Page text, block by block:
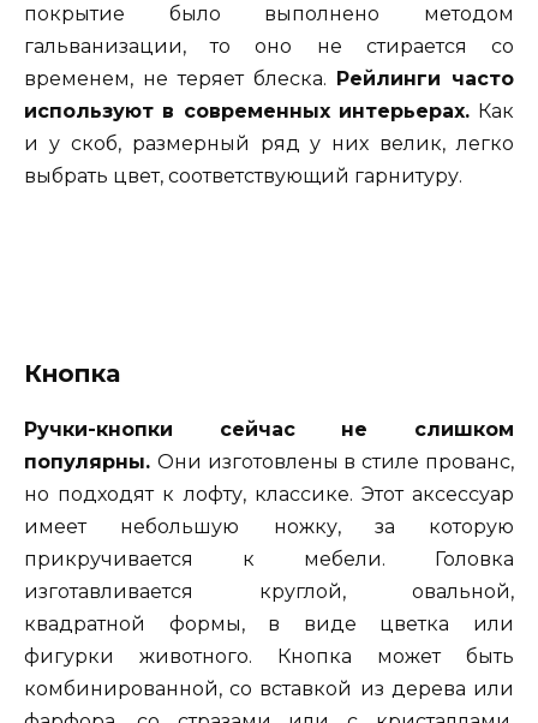
покрытие было выполнено методом
гальванизации, то оно не стирается со
временем, не теряет блеска.
Рейлинги часто
используют в современных интерьерах. Как
и у скоб, размерный ряд у них велик, легко
выбрать цвет, соответствующий гарнитуру.
Кнопка
Ручки-кнопки сейчас не слишком
популярны. Они изготовлены в стиле прованс,
но подходят к лофту, классике. Этот аксессуар
имеет небольшую ножку, за которую
прикручивается к мебели. Головка
изготавливается круглой, овальной,
квадратной формы, в виде цветка или
фигурки животного. Кнопка может быть
комбинированной, со вставкой из дерева или